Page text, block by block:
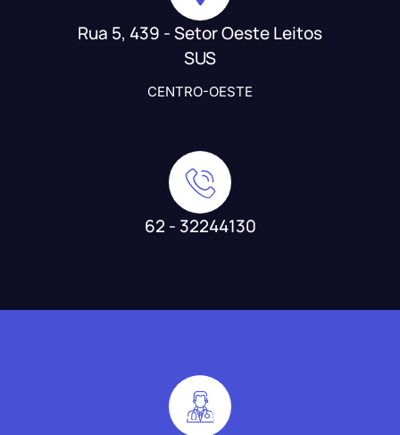
Rua 5, 439 - Setor Oeste Leitos
SUS
CENTRO-OESTE
62 - 32244130